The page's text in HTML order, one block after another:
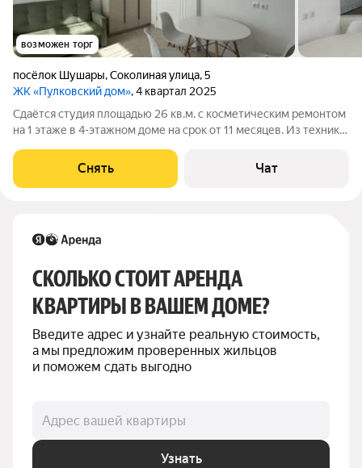
возможен торг
посёлок Шушары,Соколиная улица,5
ЖК «Пулковский дом», 4 квартал 2025
Сдаётся студия площадью 26 кв.м. с косметическим ремонтом
на 1 этаже в 4-этажном доме на срок от 11 месяцев. Из техники
монолитный, окна выходят на улицу. В подъезде 2 лифта - 1
грузовой и 1
Снять Чат
СКОЛЬКО СТОИТ АРЕНДА
КВАРТИРЫ В ВАШЕМ ДОМЕ?
Введите адрес и узнайте реальную стоимость,
а мы предложим проверенных жильцов
и поможем сдать выгодно
Адрес вашей квартиры
Узнать